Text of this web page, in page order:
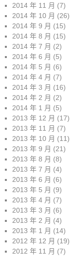
2014 年 11 月 (7)
2014 年 10 月 (26)
2014 年 9 月 (15)
2014 年 8 月 (15)
2014 年 7 月 (2)
2014 年 6 月 (5)
2014 年 5 月 (6)
2014 年 4 月 (7)
2014 年 3 月 (16)
2014 年 2 月 (2)
2014 年 1 月 (5)
2013 年 12 月 (17)
2013 年 11 月 (7)
2013 年 10 月 (11)
2013 年 9 月 (21)
2013 年 8 月 (8)
2013 年 7 月 (4)
2013 年 6 月 (6)
2013 年 5 月 (9)
2013 年 4 月 (7)
2013 年 3 月 (6)
2013 年 2 月 (4)
2013 年 1 月 (14)
2012 年 12 月 (19)
2012 年 11 月 (7)